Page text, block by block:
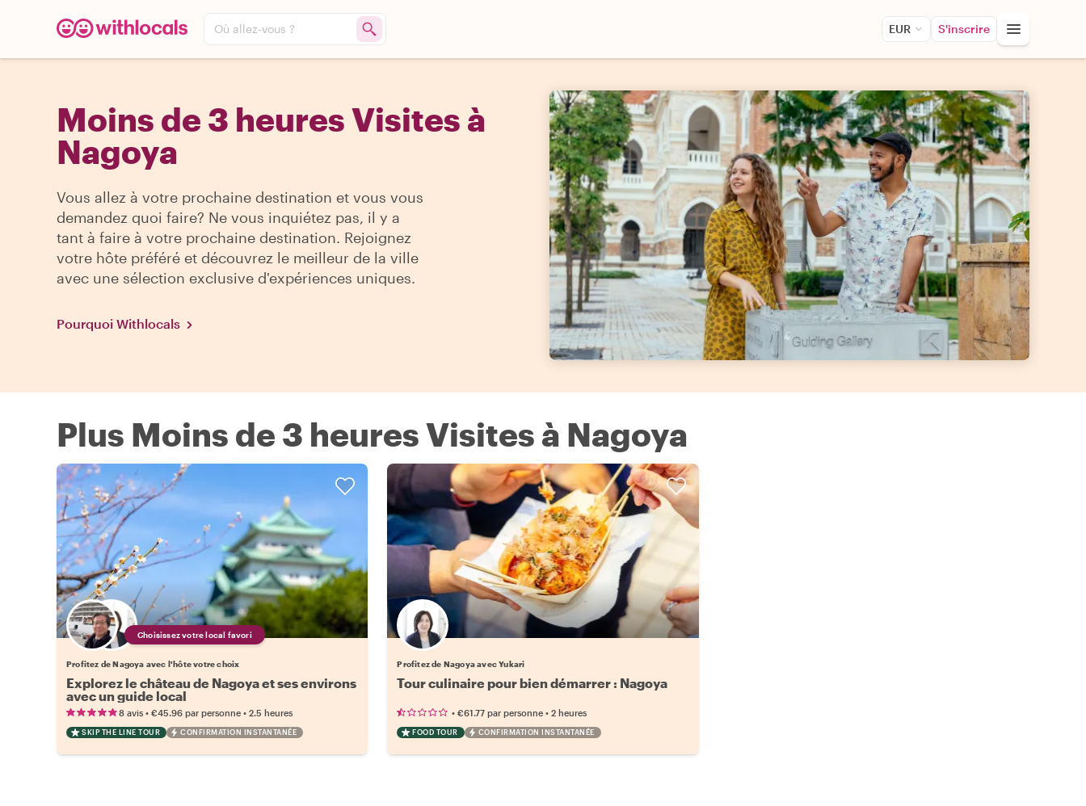
Où allez-vous ? EUR S'inscrire
Moins de 3 heures Visites à
Nagoya
Vous allez à votre prochaine destination et vous vous
demandez quoi faire? Ne vous inquiétez pas, il y a
tant à faire à votre prochaine destination. Rejoignez
votre hôte préféré et découvrez le meilleur de la ville
avec une sélection exclusive d'expériences uniques.
Pourquoi Withlocals
Plus Moins de 3 heures Visites à Nagoya
Choisissez votre local favori
Profitez de Nagoya avec l'hôte votre choix
Explorez le château de Nagoya et ses environs
avec un guide local
8 avis • €45.96 par personne • 2.5 heures
SKIP THE LINE TOUR CONFIRMATION INSTANTANÉE
Profitez de Nagoya avec Yukari
Tour culinaire pour bien démarrer : Nagoya
•€61.77 par personne •2 heures
FOOD TOUR CONFIRMATION INSTANTANÉE